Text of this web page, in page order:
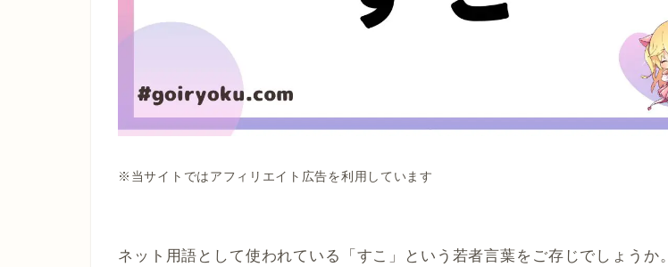
※当サイトではアフィリエイト広告を利用しています
ネット用語として使われている「すこ」という若者言葉をご存じでしょうか。